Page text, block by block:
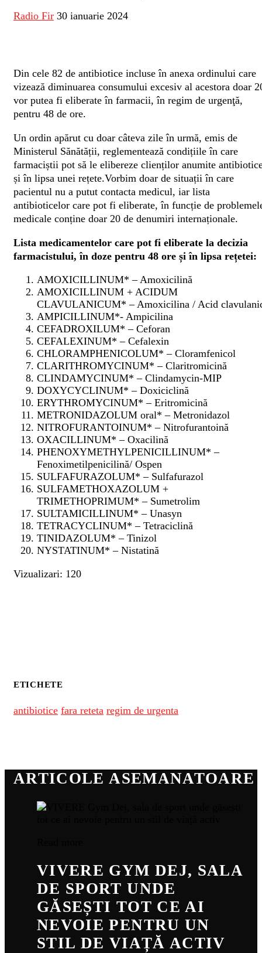
Radio Fir 30 ianuarie 2024
Din cele 82 de antibiotice incluse în anexa ordinului care
vizează diminuarea consumului excesiv al acestora doar
vor putea fi eliberate în farmacii, în regim de urgenţă,
pentru 48 de ore.
Un ordin apărut cu doar câteva zile în urmă, emis de
Ministerul Sănătății, reglementează condițiile în care
farmaciștii pot să le elibereze clienților anumite
și în lipsa unei rețete.Vorbim doar de situații în care
pacientul nu a putut contacta medicul, iar lista
antibioticelor care pot fi eliberate, în funcție de
medicale conține doar 20 de denumiri internaționale.
Lista medicamentelor care pot fi eliberate la decizia
farmacistului, în doze pentru 48 ore și în lipsa rețetei:
AMOXICILLINUM* – Amoxicilină
AMOXICILLINUM + ACIDUM
CLAVULANICUM* – Amoxicilina / Acid
AMPICILLINUM*- Ampicilina
CEFADROXILUM* – Ceforan
CEFALEXINUM* – Cefalexin
CHLORAMPHENICOLUM* – Cloramfenicol
CLARITHROMYCINUM* – Claritromicină
CLINDAMYCINUM* – Clindamycin-MIP
DOXYCYCLINUM* – Doxiciclină
ERYTHROMYCINUM* – Eritromicină
METRONIDAZOLUM oral* – Metronidazol
NITROFURANTOINUM* – Nitrofurantoină
OXACILLINUM* – Oxacilină
PHENOXYMETHYLPENICILLINUM* –
Fenoximetilpenicilină/ Ospen
SULFAFURAZOLUM* – Sulfafurazol
SULFAMETHOXAZOLUM +
TRIMETHOPRIMUM* – Sumetrolim
SULTAMICILLINUM* – Unasyn
TETRACYCLINUM* – Tetraciclină
TINIDAZOLUM* – Tinizol
NYSTATINUM* – Nistatină
Vizualizari: 120
ETICHETE
antibiotice fara reteta regim de urgenta
ARTICOLE ASEMANATOARE
VIVERE GYM DEJ, SALA
DE SPORT UNDE
GĂSEȘTI TOT CE AI
NEVOIE PENTRU UN
STIL DE VIAȚĂ ACTIV